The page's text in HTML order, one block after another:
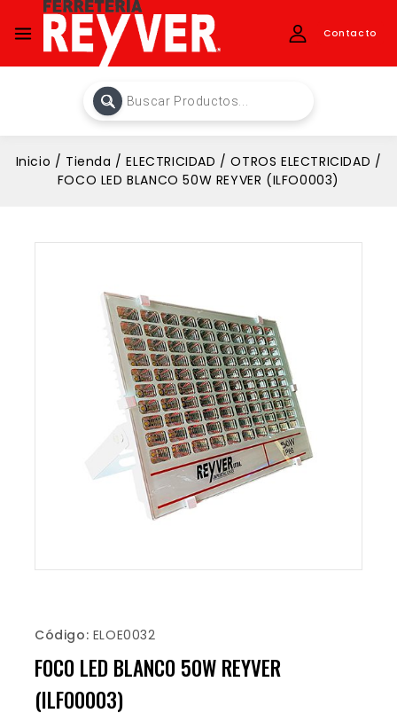
Contacto
Inicio / Tienda / ELECTRICIDAD / OTROS ELECTRICIDAD /
FOCO LED BLANCO 50W REYVER (ILFO0003)
Código: ELOE0032
FOCO LED BLANCO 50W REYVER
(ILFO0003)